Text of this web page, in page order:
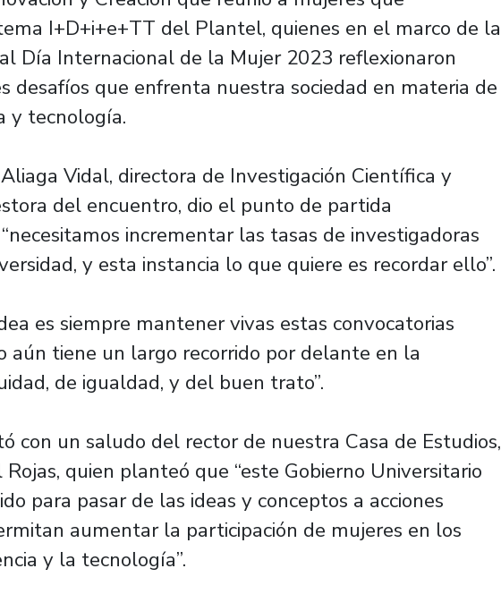
I+D+i+e+TT del Plantel, quienes en el marco de la
Día Internacional de la Mujer 2023 reflexionaron
desafíos que enfrenta nuestra sociedad en materia de
y tecnología.
Vidal, directora de Investigación Científica y
del encuentro, dio el punto de partida
incrementar las tasas de investigadoras
y esta instancia lo que quiere es recordar ello”.
es siempre mantener vivas estas convocatorias
aún tiene un largo recorrido por delante en la
de igualdad, y del buen trato”.
con un saludo del rector de nuestra Casa de Estudios,
Rojas, quien planteó que “este Gobierno Universitario
para pasar de las ideas y conceptos a acciones
aumentar la participación de mujeres en los
y la tecnología”.